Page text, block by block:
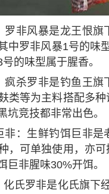
罗非风暴是龙王恨旗
中罗非风暴1号的味
的味型属于腥香。
疯杀罗非是钓鱼王
类等为主料搭配多
坑竞技都非常出色。
非：生鲜钓饵巨非
，可单独使用，亦
巨非腥味30%开饵。
氏罗非是化氏旗下